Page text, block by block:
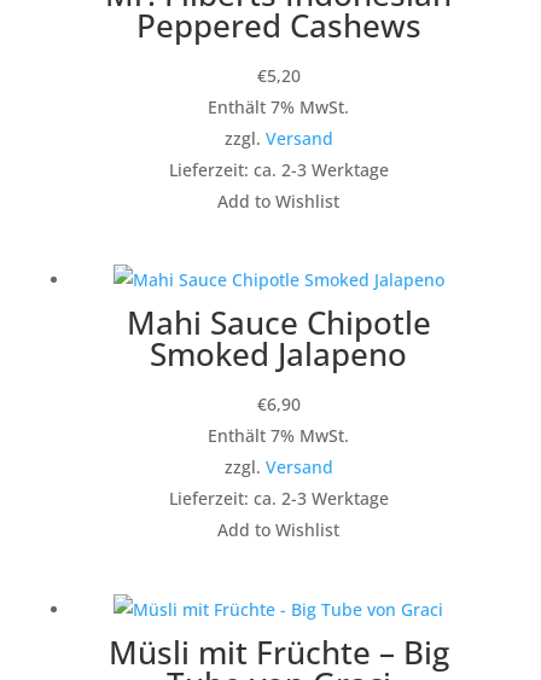
Peppered Cashews
€5,20
Enthält 7% MwSt.
zzgl. Versand
Lieferzeit: ca. 2-3 Werktage
Add to Wishlist
Mahi Sauce Chipotle
Smoked Jalapeno
€6,90
Enthält 7% MwSt.
zzgl. Versand
Lieferzeit: ca. 2-3 Werktage
Add to Wishlist
Müsli mit Früchte – Big